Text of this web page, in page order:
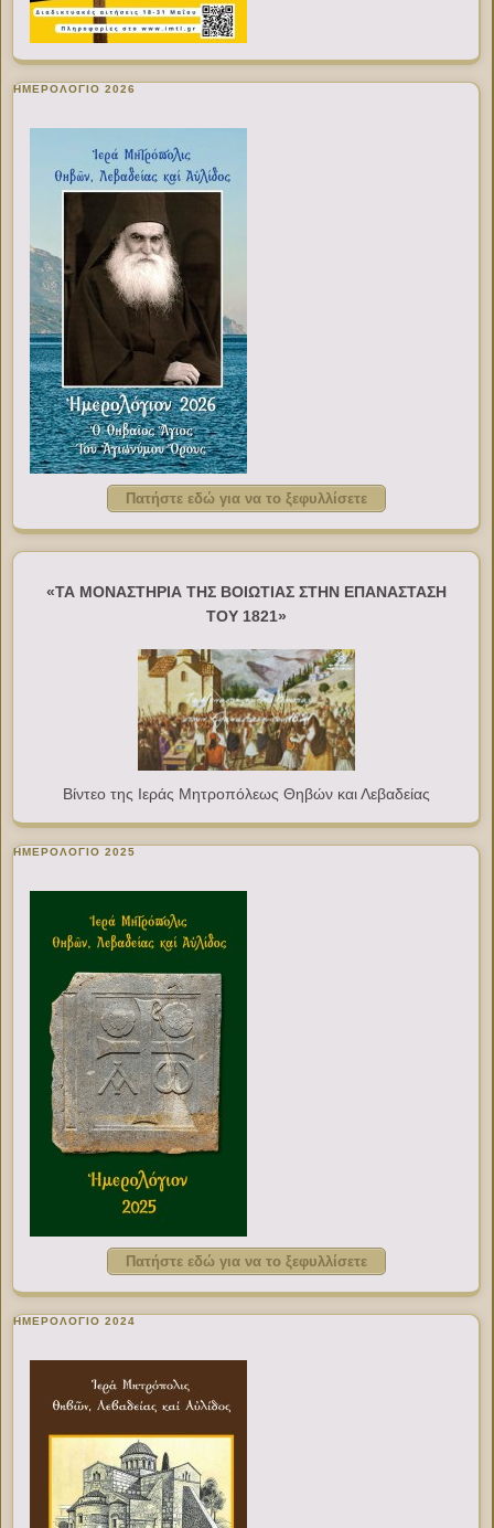
ΗΜΕΡΟΛΟΓΙΟ 2026
Πατήστε εδώ για να το ξεφυλλίσετε
«ΤΑ ΜΟΝΑΣΤΗΡΙΑ ΤΗΣ ΒΟΙΩΤΙΑΣ ΣΤΗΝ ΕΠΑΝΑΣΤΑΣΗ
ΤΟΥ 1821»
Βίντεο της Ιεράς Μητροπόλεως Θηβών και Λεβαδείας
ΗΜΕΡΟΛΟΓΙΟ 2025
Πατήστε εδώ για να το ξεφυλλίσετε
ΗΜΕΡΟΛΟΓΙΟ 2024